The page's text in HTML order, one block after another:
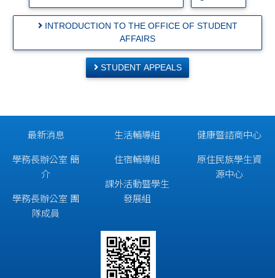
INTRODUCTION TO THE OFFICE OF STUDENT
AFFAIRS
STUDENT APPEALS
最新消息
學務長辦公室 簡
介
學務長辦公室 團
隊成員
生活輔導組
住宿輔導組
課外活動暨學生
發展組
健康暨諮商中心
原住民族學生資
源中心